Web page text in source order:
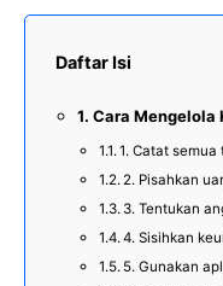
Daftar Isi
Cara Mengelola
1. Catat
2. Pisahkan
3. Tentukan
4. Sisihkan
5. Gunakan